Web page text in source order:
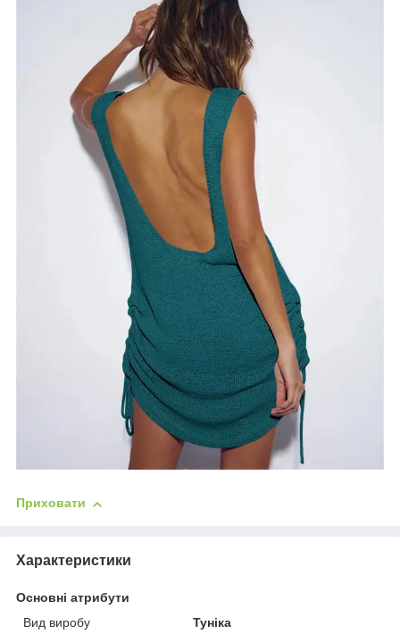
Приховати
Характеристики
Основні атрибути
Вид виробу
Туніка